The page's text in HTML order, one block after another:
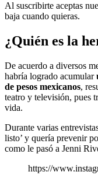
Al suscribirte aceptas
baja cuando quieras.
¿Quién es la
De acuerdo a diversos
habría logrado acumular
de pesos mexicanos,
teatro y televisión, pues
vida.
Durante varias
listo’ y quería prevenir
como le pasó a Jenni
https://